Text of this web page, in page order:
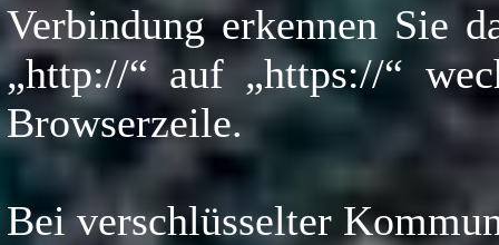
Verbindung erkennen Sie
„http://“ auf „https://“
Browserzeile.
Bei verschlüsselter